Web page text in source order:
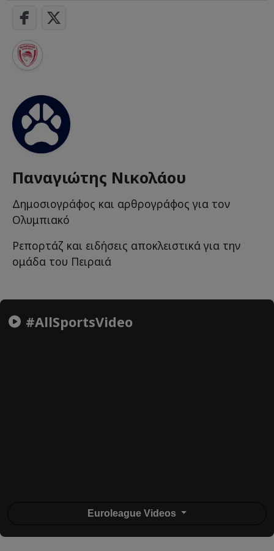
Παναγιώτης Νικολάου
Δημοσιογράφος και αρθρογράφος για τον
Ολυμπιακό
Ρεπορτάζ και ειδήσεις αποκλειστικά για την
ομάδα του Πειραιά
#AllSportsVideo
Euroleague Videos